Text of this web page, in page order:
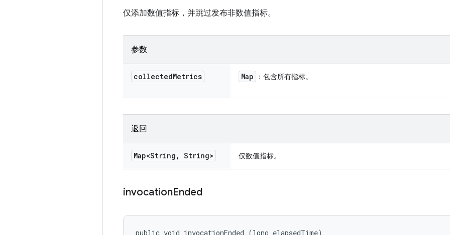
仅添加数值指标，并跳过发布非数值指标。
参数
collectedMetrics Map ：包含所有指标。
返回
Map<String , String> 仅数值指标。
invocationEnded
public void invocationEnded (long elapsedTime)